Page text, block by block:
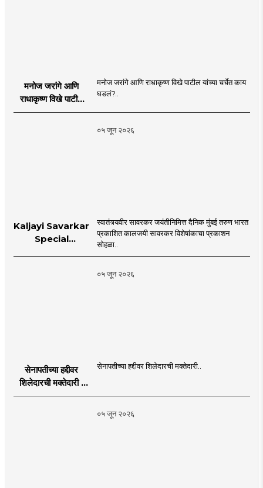
मनोज जरांगे आणि
राधाकृष्ण विखे पाटील
यांच्या चर्चेत काय घडलं?
मनोज जरांगे आणि राधाकृष्ण विखे पाटील यांच्या चर्चेत काय
घडलं?..
०५ जून २०२६
Kaljayi Savarkar
Special
स्वातंत्र्यवीर सावरकर जयंतीनिमित्त दैनिक मुंबई तरुण भारत
प्रकाशित कालजयी सावरकर विशेषांकाचा प्रकाशन
सोहळा..
०५ जून २०२६
सेनापतीच्या हद्दीवर
शिलेदारची मक्तेदारी |
Sahyadri Tiger
सेनापतीच्या हद्दीवर शिलेदारची मक्तेदारी..
०५ जून २०२६